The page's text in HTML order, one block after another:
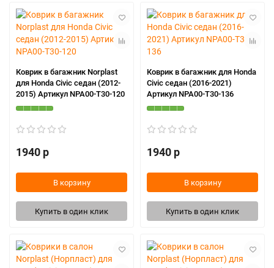
Коврик в багажник Norplast
для Honda Civic седан (2012-
2015) Артикул NPA00-T30-120
1940 р
В корзину
Купить в один клик
Коврик в багажник для Honda
Civic седан (2016-2021)
Артикул NPA00-T30-136
1940 р
В корзину
Купить в один клик